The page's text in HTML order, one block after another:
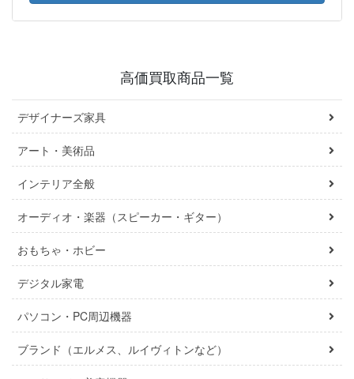
高価買取商品一覧
デザイナーズ家具
アート・美術品
インテリア全般
オーディオ・楽器（スピーカー・ギター）
おもちゃ・ホビー
デジタル家電
パソコン・PC周辺機器
ブランド（エルメス、ルイヴィトンなど）